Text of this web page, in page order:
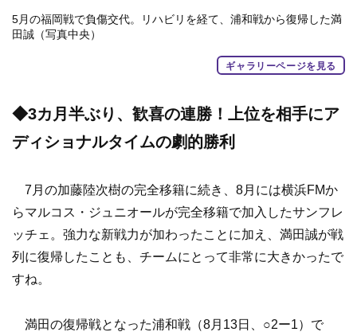
5月の福岡戦で負傷交代。リハビリを経て、浦和戦から復帰した満
田誠（写真中央）
ギャラリーページを見る
◆3カ月半ぶり、歓喜の連勝！上位を相手にア
ディショナルタイムの劇的勝利
7月の加藤陸次樹の完全移籍に続き、8月には横浜FMか
らマルコス・ジュニオールが完全移籍で加入したサンフレ
ッチェ。強力な新戦力が加わったことに加え、満田誠が戦
列に復帰したことも、チームにとって非常に大きかったで
すね。
満田の復帰戦となった浦和戦（8月13日、○2ー1）で